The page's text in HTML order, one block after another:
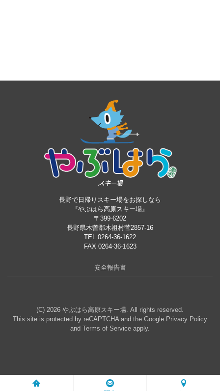
長野で日帰りスキー場をお探しなら
『やぶはら高原スキー場』
〒399-6202
長野県木曽郡木祖村菅2857-16
TEL 0264-36-1622
FAX 0264-36-1623
安全報告書
(C) 2026 やぶはら高原スキー場. All rights reserved.
This site is protected by reCAPTCHA and the Google Privacy Policy
and Terms of Service apply.